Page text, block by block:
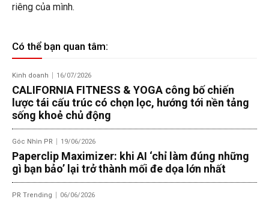
riêng của mình.
Có thể bạn quan tâm:
Kinh doanh 16/07/2026
CALIFORNIA FITNESS & YOGA công bố chiến
lược tái cấu trúc có chọn lọc, hướng tới nền tảng
sống khoẻ chủ động
Góc Nhìn PR 19/06/2026
Paperclip Maximizer: khi AI ‘chỉ làm đúng những
gì bạn bảo’ lại trở thành mối đe dọa lớn nhất
PR Trending 06/06/2026